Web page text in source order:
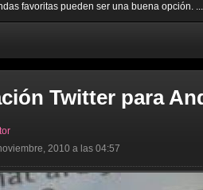
favoritas pueden ser una buena opción. ...
Twitter para
2010 a las 04:57